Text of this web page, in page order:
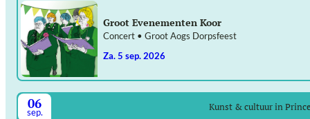
Groot Evenementen Koor
Concert • Groot Aogs Dorpsfeest
za. 5 sep. 2026
06
sep. Kunst & cultuur in